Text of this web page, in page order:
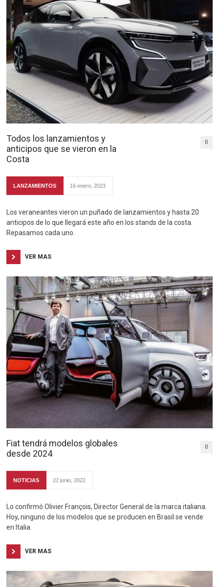
Todos los lanzamientos y
anticipos que se vieron en la
Costa
0
LANZAMIENTOS 16 enero, 2023
Los veraneantes vieron un puñado de lanzamientos y hasta 20
anticipos de lo que llegará este año en los stands de la costa.
Repasamos cada uno.
VER MAS
Fiat tendrá modelos globales
desde 2024
0
NOTICIAS 22 junio, 2022
Lo confirmó Olivier François, Director General de la marca italiana.
Hoy, ninguno de los modelos que se producen en Brasil se vende
en Italia.
VER MAS